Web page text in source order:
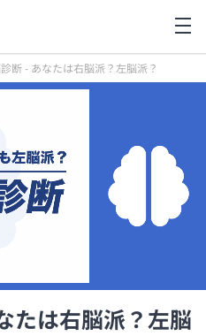
断 - あなたは右脳派？左脳派？
たは右脳派？左脳